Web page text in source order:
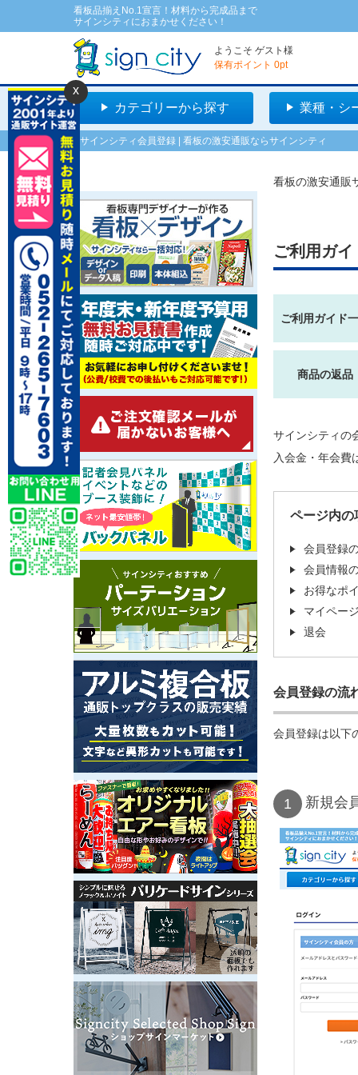
看板品揃えNo.1宣言！材料から完成品まで
サインシティにおまかせください！
ようこそ ゲスト 様
保有ポイント 0pt
カテゴリーから探す 業種・シ
サインシティ会員登録 | 看板の激安通販ならサインシティ
看板の激安通販
ご利用ガ
ご利用ガイド
商品の返品
サインシティの
入会金・年会費
ページ内の
会員登録
会員情報
お得なポ
マイペー
退会
会員登録の流
会員登録は以下
新規会
x